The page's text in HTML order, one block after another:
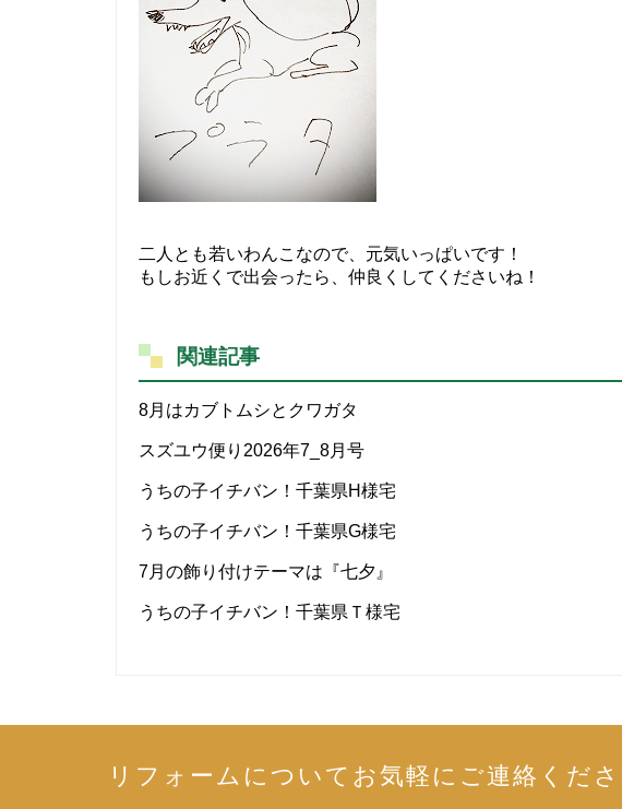
二人とも若いわんこなので、元気いっぱいです！
もしお近くで出会ったら、仲良くしてくださいね！
関連記事
8月はカブトムシとクワガタ
スズユウ便り2026年7_8月号
うちの子イチバン！千葉県H様宅
うちの子イチバン！千葉県G様宅
7月の飾り付けテーマは『七夕』
うちの子イチバン！千葉県Ｔ様宅
リフォームについて お気軽にご連絡くだ